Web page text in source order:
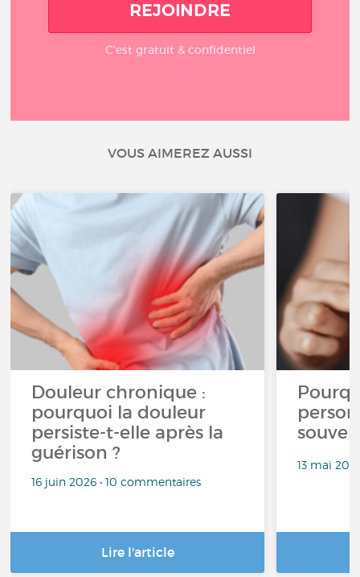
REJOINDRE
C'est gratuit & confidentiel
VOUS AIMEREZ AUSSI
Douleur chronique :
pourquoi la douleur
persiste-t-elle après la
guérison ?
16 juin 2026 • 10 commentaires
Lire l'article
13 mai